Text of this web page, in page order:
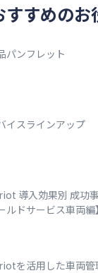
すすめのお
パンフレット
イスラインアップ
導入効果別 成功
ルドサービス車両編】
を活用した車両管